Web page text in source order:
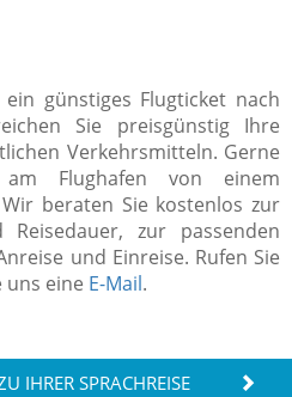
günstiges Flugticket nach
Sie preisgünstig Ihre
Verkehrsmitteln. Gerne
Flughafen von einem
beraten Sie kostenlos zur
zur passenden
und Einreise. Rufen Sie
uns eine E-Mail.
IHRER SPRACHREISE